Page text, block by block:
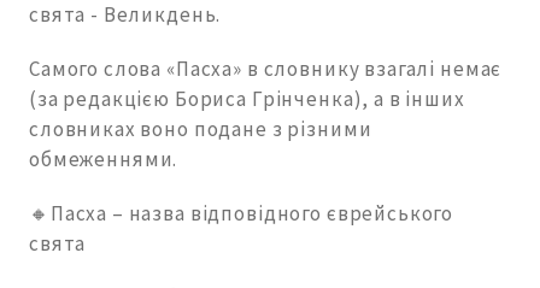
свята - Великдень.
Самого слова «Пасха» в словнику взагалі немає
(за редакцією Бориса Грінченка), а в інших
словниках воно подане з різними
обмеженнями.
🔸Пасха – назва відповідного єврейського
свята